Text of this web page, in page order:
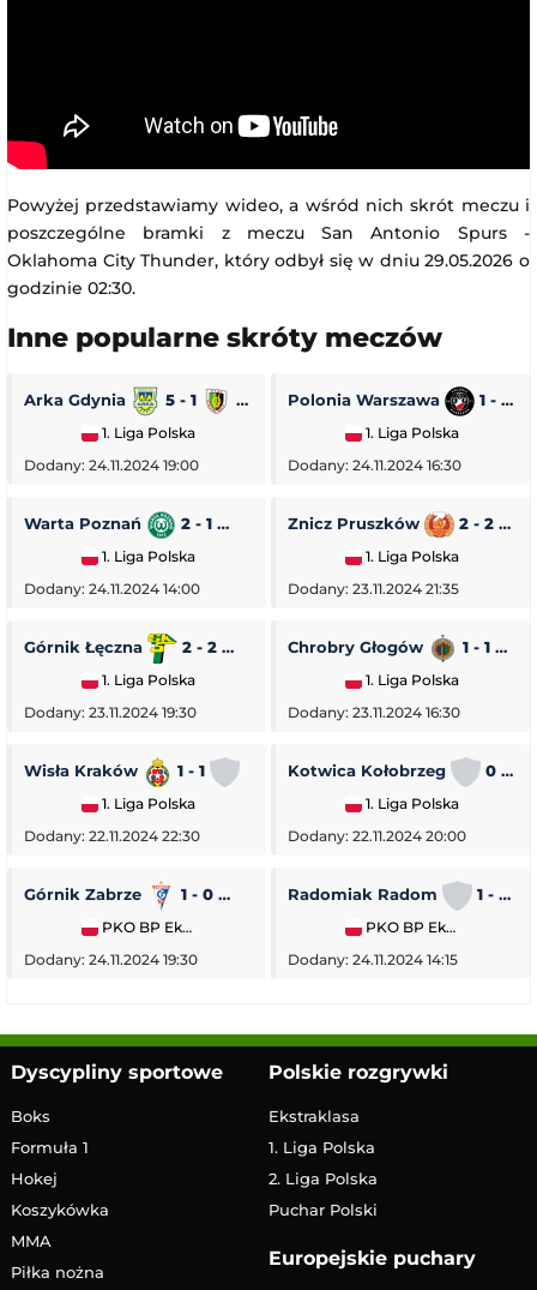
Powyżej przedstawiamy wideo, a wśród nich skrót meczu i
poszczególne bramki z meczu San Antonio Spurs -
Oklahoma City Thunder, który odbył się w dniu 29.05.2026 o
godzinie 02:30.
Inne popularne skróty meczów
Arka Gdynia 5 - 1
1. Liga Polska
Dodany: 24.11.2024 19:00
Polonia Warszawa 1 - 0
1. Liga Polska
Dodany: 24.11.2024 16:30
Warta Poznań 2 - 1 Pogoń Siedlce
1. Liga Polska
Dodany: 24.11.2024 14:00
Znicz Pruszków 2 - 2
1. Liga Polska
Dodany: 23.11.2024 21:35
Górnik Łęczna 2 - 2 GKS Tychy
1. Liga Polska
Dodany: 23.11.2024 19:30
Chrobry Głogów 1 - 1
1. Liga Polska
Dodany: 23.11.2024 16:30
Wisła Kraków 1 - 1 Stal Rzeszów
1. Liga Polska
Dodany: 22.11.2024 22:30
Kotwica Kołobrzeg 0 - 5
1. Liga Polska
Dodany: 22.11.2024 20:00
Górnik Zabrze 1 - 0 Piast Gliwice
PKO BP Ekstraklasa
Dodany: 24.11.2024 19:30
Radomiak Radom 1 - 2
PKO BP Ekstraklasa
Dodany: 24.11.2024 14:15
Dyscypliny sportowe
Boks
Formuła 1
Hokej
Koszykówka
MMA
Piłka nożna
Polskie rozgrywki
Ekstraklasa
1. Liga Polska
2. Liga Polska
Puchar Polski
Europejskie puchary